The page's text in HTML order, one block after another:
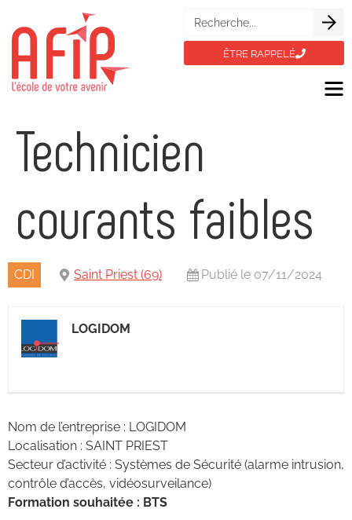
ÊTRE RAPPELÉ
Technicien
courants faibles
CDI Saint Priest (69) Publié le 07/11/2024
LOGIDOM
Nom de l’entreprise : LOGIDOM
Localisation : SAINT PRIEST
Secteur d’activité : Systèmes de Sécurité (alarme intrusion,
contrôle d’accès, vidéosurveilance)
Formation souhaitée : BTS